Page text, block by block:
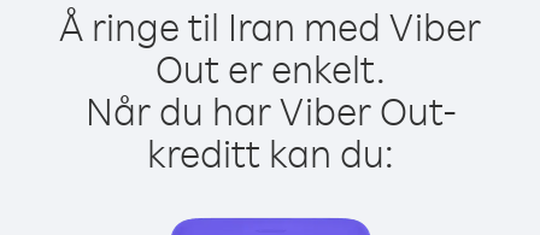
Å ringe til Iran med Viber
Out er enkelt.
Når du har Viber Out-
kreditt kan du: